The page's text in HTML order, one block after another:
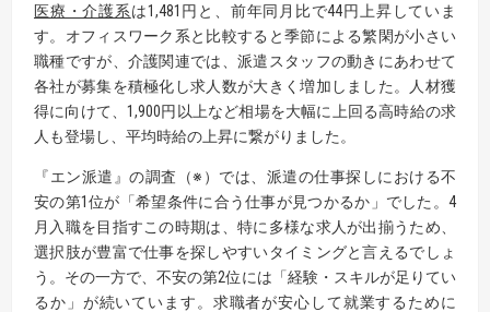
医療・介護系は1,481円と、前年同月比で44円上昇していま
す。オフィスワーク系と比較すると季節による繁閑が小さい
職種ですが、介護関連では、派遣スタッフの動きにあわせて
各社が募集を積極化し求人数が大きく増加しました。人材獲
得に向けて、1,900円以上など相場を大幅に上回る高時給の求
人も登場し、平均時給の上昇に繋がりました。
『エン派遣』の調査（※）では、派遣の仕事探しにおける不
安の第1位が「希望条件に合う仕事が見つかるか」でした。4
月入職を目指すこの時期は、特に多様な求人が出揃うため、
選択肢が豊富で仕事を探しやすいタイミングと言えるでしょ
う。その一方で、不安の第2位には「経験・スキルが足りてい
るか」が続いています。求職者が安心して就業するために